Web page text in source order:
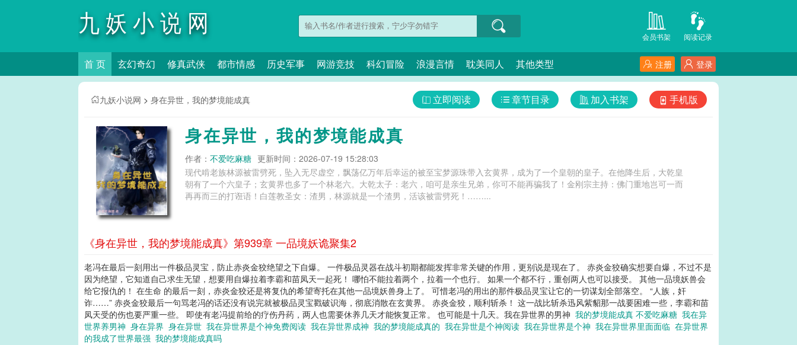
九妖小说网 阅读记录
会员书架
首 页 玄幻奇幻 修真武侠 都市情感 历史军事 网游竞技 科幻冒险 浪漫言情 耽美同人 其他类型 登录
注册
九妖小说网 > 身在异世，我的梦境能成真 手机版
加入书架
章节目录
立即阅读
身在异世，我的梦境能成真
作者： 不爱吃麻糖 更新时间：2026-07-19 15:28:03
现代啃老族林源被雷劈死，坠入无尽虚空，飘荡亿万年后幸运的被至宝梦源珠带入玄黄界，成为了一个皇朝的皇子。在他降生后，大乾皇
朝有了一个六皇子；玄黄界也多了一个林老六。大乾太子：老六，咱可是亲生兄弟，你可不能再骗我了！金刚宗主持：佛门重地岂可一而
再再而三的打诳语！白莲教圣女：渣男，林源就是一个渣男，活该被雷劈死！……...
《身在异世，我的梦境能成真》第939章 一品境妖诡聚集2
老冯在最后一刻用出一件极品灵宝，防止赤炎金狡绝望之下自爆。 一件极品灵器在战斗初期都能发挥非常关键的作用，更别说是现在了。 赤炎金狡确实想要自爆，不过不是
因为绝望，它知道自己求生无望，想要用自爆拉着李霸和苗凤天一起死！ 哪怕不能拉着两个，拉着一个也行。 如果一个都不行，重创两人也可以接受。 其他一品境妖兽会
给它报仇的！ 在生命 的最后一刻，赤炎金狡还是将复仇的希望寄托在其他一品境妖兽身上了。 可惜老冯的用出的那件极品灵宝让它的一切谋划全部落空。 “人族，奸
诈……” 赤炎金狡最后一句骂老冯的话还没有说完就被极品灵宝戳破识海，彻底消散在玄黄界。 赤炎金狡，顺利斩杀！ 这一战比斩杀迅风紫貂那一战要困难一些，李霸和苗
凤天受的伤也要严重一些。 即使有老冯提前给的疗伤丹药，两人也需要休养几天才能恢复正常。 也可能是十几天。我在异世界的男神 我的梦境能成真 不爱吃麻糖 我在异
世界养男神 身在异界 身在异世 我在异世界是个神免费阅读 我在异世界成神 我的梦境能成真的 我在异世是个神阅读 我在异世界是个神 我在异世界里面面临 在异世界
的我成了世界最强 我的梦境能成真吗